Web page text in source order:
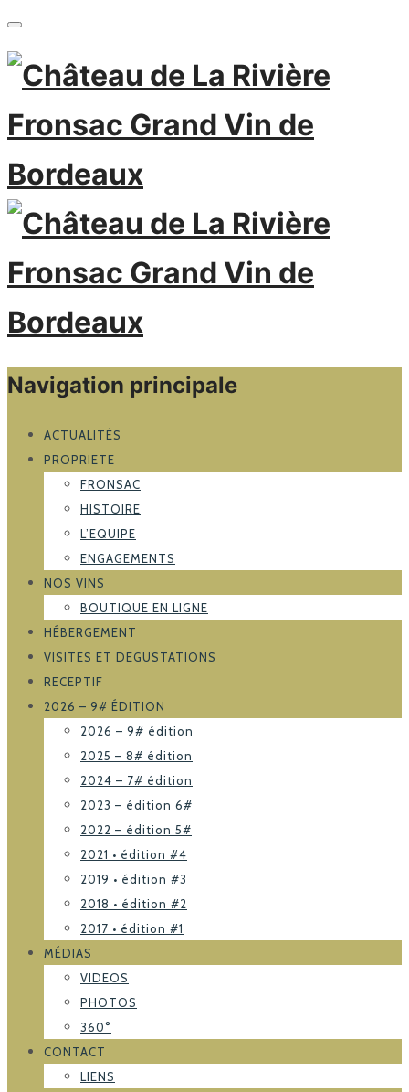
Navigation principale
ACTUALITÉS
PROPRIETE
FRONSAC
HISTOIRE
L’EQUIPE
ENGAGEMENTS
NOS VINS
BOUTIQUE EN LIGNE
HÉBERGEMENT
VISITES ET DEGUSTATIONS
RECEPTIF
2026 – 9# ÉDITION
2026 – 9# édition
2025 – 8# édition
2024 – 7# édition
2023 – édition 6#
2022 – édition 5#
2021 • édition #4
2019 • édition #3
2018 • édition #2
2017 • édition #1
MÉDIAS
VIDEOS
PHOTOS
360°
CONTACT
LIENS